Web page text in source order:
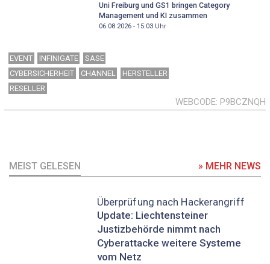
Uni Freiburg und GS1 bringen Category
Management und KI zusammen
06.08.2026 - 15:03Uhr
EVENT INFINIGATE
SASE
CYBERSICHERHEIT
CHANNEL
HERSTELLER
RESELLER
WEBCODE P9BCZNQH
MEIST GELESEN » MEHR NEWS
Überprüfung nach Hackerangriff
Update: Liechtensteiner
Justizbehörde nimmt nach
Cyberattacke weitere Systeme
vom Netz